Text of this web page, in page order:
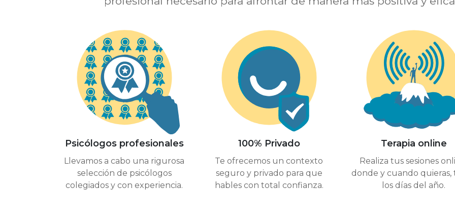
Psicólogos profesionales
Llevamos a cabo una rigurosa
selección de psicólogos
colegiados y con experiencia.
100% Privado
Te ofrecemos un contexto
seguro y privado para que
hables con total confianza.
Terapia online
Realiza tus sesiones
donde y cuando quieras,
los días del año.